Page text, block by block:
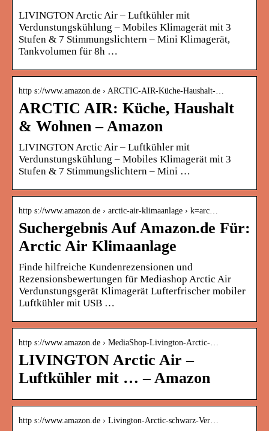
LIVINGTON Arctic Air – Luftkühler mit
Verdunstungskühlung – Mobiles Klimagerät mit 3
Stufen & 7 Stimmungslichtern – Mini Klimagerät,
Tankvolumen für 8h …
http s://www.amazon.de › ARCTIC-AIR-Küche-Haushalt-…
ARCTIC AIR: Küche, Haushalt
& Wohnen – Amazon
LIVINGTON Arctic Air – Luftkühler mit
Verdunstungskühlung – Mobiles Klimagerät mit 3
Stufen & 7 Stimmungslichtern – Mini …
http s://www.amazon.de › arctic-air-klimaanlage › k=arc…
Suchergebnis Auf Amazon.de Für:
Arctic Air Klimaanlage
Finde hilfreiche Kundenrezensionen und
Rezensionsbewertungen für Mediashop Arctic Air
Verdunstungsgerät Klimagerät Lufterfrischer mobiler
Luftkühler mit USB …
http s://www.amazon.de › MediaShop-Livington-Arctic-…
LIVINGTON Arctic Air –
Luftkühler mit … – Amazon
http s://www.amazon.de › Livington-Arctic-schwarz-Ver…